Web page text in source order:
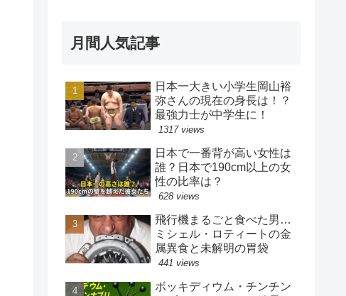
月間人気記事
日本一大きい小学生岡山裕
弥さんの現在の身長は！？
最強力士が中学生に！
1317 views
日本で一番背が高い女性は
誰？日本で190cm以上の女
性の比率は？
628 views
飛行機まるごと食べた男…
ミシェル・ロティートの金
属異食と未解明の胃袋
441 views
ボッキディウム・チンチン